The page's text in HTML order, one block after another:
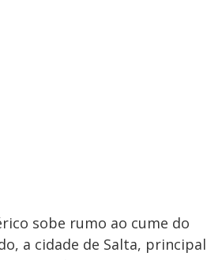
sobe rumo ao cume do
a cidade de Salta, principal